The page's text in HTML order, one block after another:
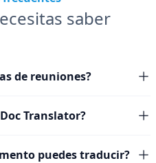
saber
de reuniones?
Translator?
puedes traducir?